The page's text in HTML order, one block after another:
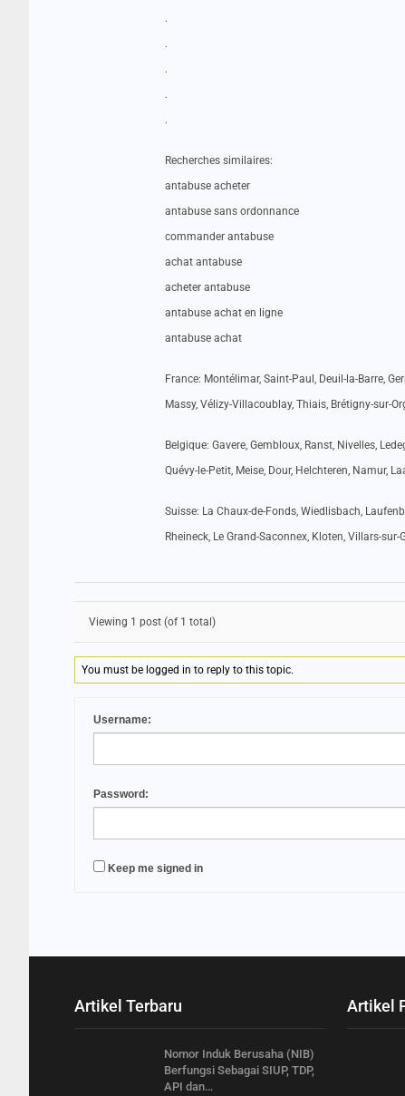
.
.
.
.
.
Recherches similaires:
antabuse acheter
antabuse sans ordonnance
commander antabuse
achat antabuse
acheter antabuse
antabuse achat en ligne
antabuse achat
France: Montélimar, Saint-Paul, Deuil-la-Barre,
Massy, Vélizy-Villacoublay, Thiais, Brétigny-sur-
Belgique: Gavere, Gembloux, Ranst, Nivelles,
Quévy-le-Petit, Meise, Dour, Helchteren, Namur,
Suisse: La Chaux-de-Fonds, Wiedlisbach,
Rheineck, Le Grand-Saconnex, Kloten, Villars-
Viewing 1 post (of 1 total)
You must be logged in to reply to this topic.
Username:
Password:
Keep me signed in
Artikel Terbaru
Nomor Induk Berusaha (NIB)
Berfungsi Sebagai SIUP, TDP,
API dan…
Artikel